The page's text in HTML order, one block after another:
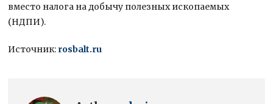
вместо налога на добычу полезных ископаемых
(НДПИ).
Источник: rosbalt.ru